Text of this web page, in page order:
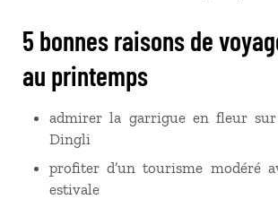
5 bonnes raisons de
au printemps
admirer la garrigue en fleur sur
Dingli
profiter d’un tourisme modéré
estivale